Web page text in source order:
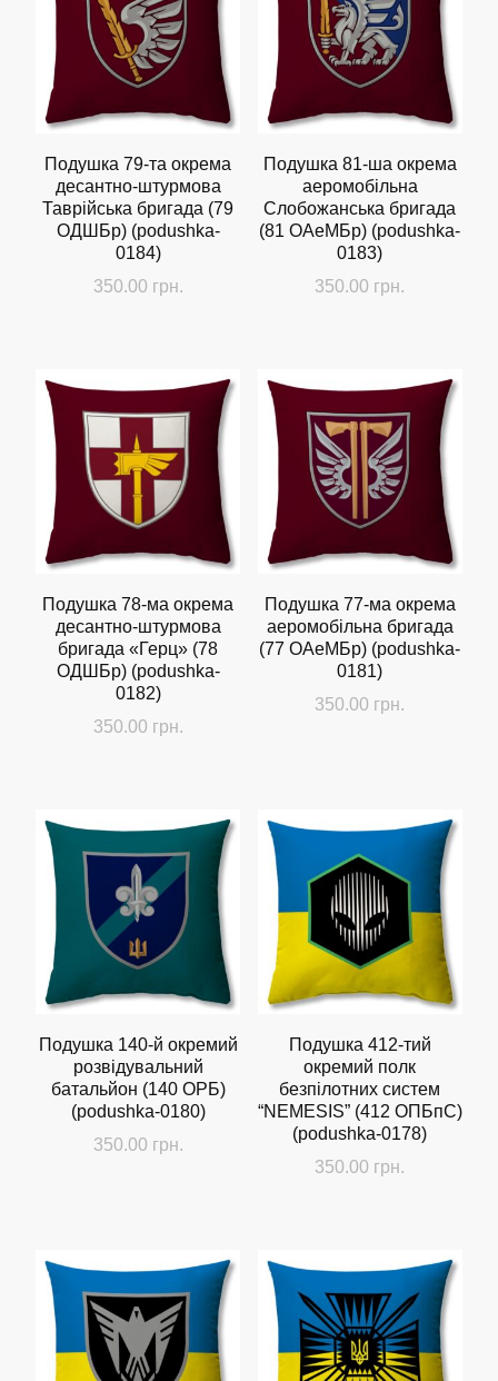
Подушка 79-та окрема
десантно-штурмова
Таврійська бригада (79
ОДШБр) (podushka-
0184)
350.00 грн.
Подушка 81-ша окрема
аеромобільна
Слобожанська бригада
(81 ОАеМБр) (podushka-
0183)
350.00 грн.
Подушка 78-ма окрема
десантно-штурмова
бригада «Герц» (78
ОДШБр) (podushka-
0182)
350.00 грн.
Подушка 77-ма окрема
аеромобільна бригада
(77 ОАеМБр) (podushka-
0181)
350.00 грн.
Подушка 140-й окремий
розвідувальний
батальйон (140 ОРБ)
(podushka-0180)
350.00 грн.
Подушка 412-тий
окремий полк
безпілотних систем
“NEMESIS” (412 ОПБпС)
(podushka-0178)
350.00 грн.